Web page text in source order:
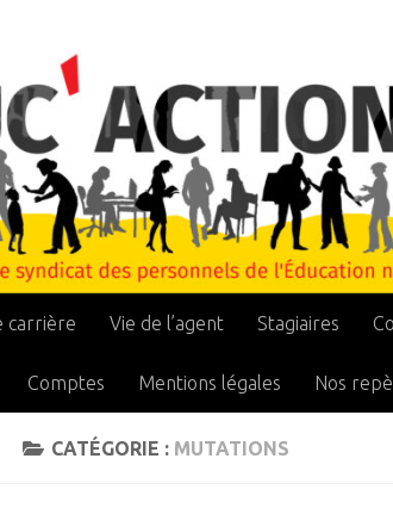
carrière Vie de l’agent Stagiaires
Comptes Mentions légales Nos
CATÉGORIE : MUTATIONS